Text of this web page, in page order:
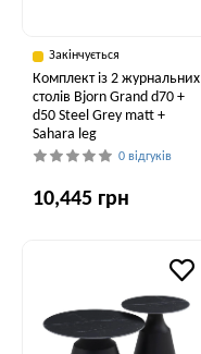
Закінчується
Комплект із 2 журнальних
столів Bjorn Grand d70 +
d50 Steel Grey matt +
Sahara leg
0 відгуків
10,445 грн